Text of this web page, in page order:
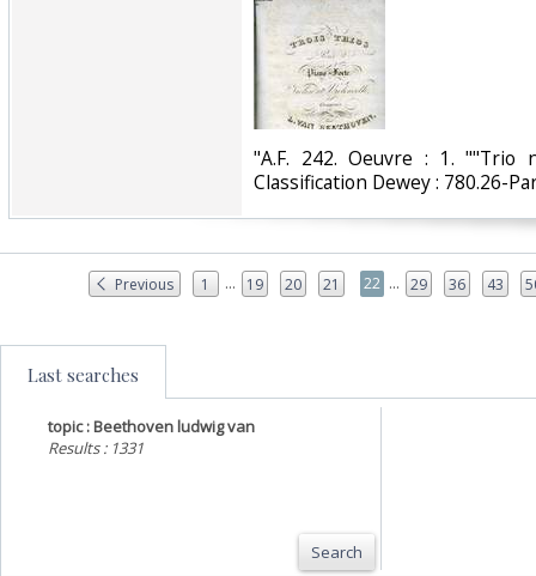
‎"A.F. 242. Oeuvre : 1. ""Trio
Classification Dewey : 780.26-
Previous 1 ... 19 20 21 22 ... 29 36 43
Last searches
topic : Beethoven ludwig van
Results : 1331
Search